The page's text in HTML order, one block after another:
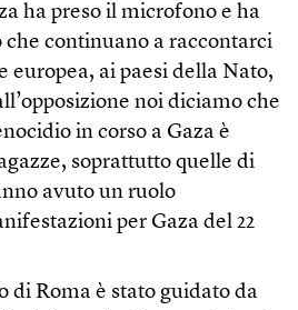
ha preso il microfono e ha
continuano a raccontarci
europea, ai paesi della Nato,
noi diciamo che
in corso a Gaza è
soprattutto quelle di
avuto un ruolo
per Gaza del 22
di Roma è stato guidato da